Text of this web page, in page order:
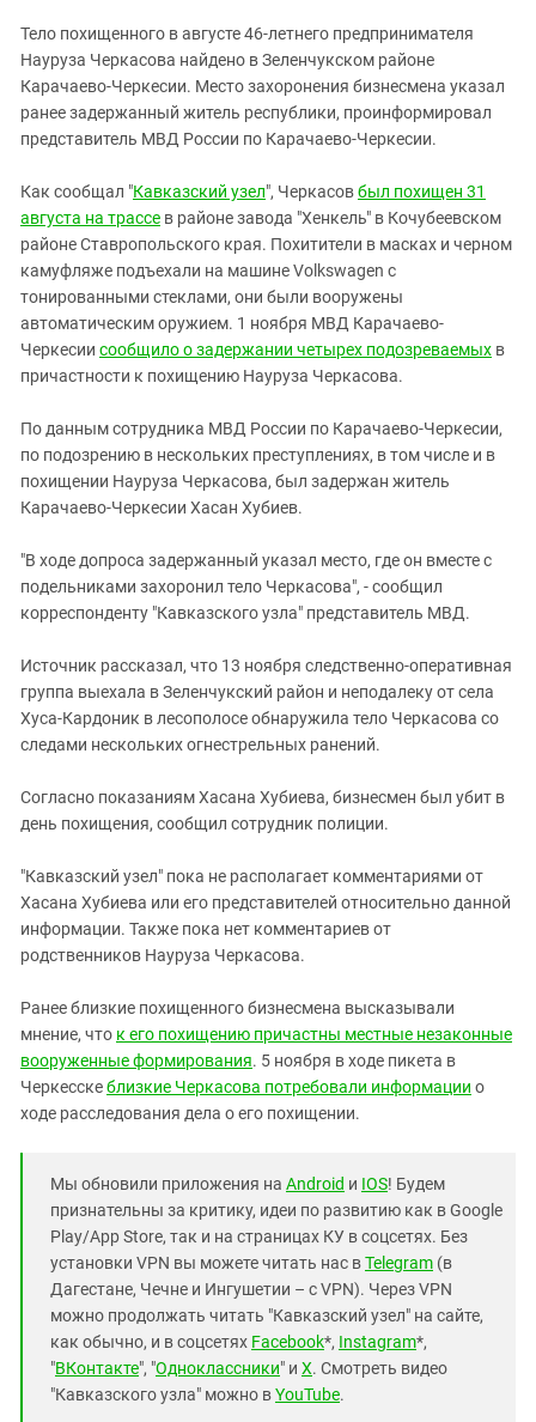
КАВКАЗ ЗА ПАЛЕСТИНУ
ИНАКОМЫСЛИЕ В ЧЕЧНЕ
ПРЕСЛЕДОВАНИЕ АКТИВИСТОВ
МОБИЛИЗАЦИЯ И ПРОТЕСТЫ
Ингушетия
Кабардино-Балкария
Калмыкия
Краснодарский край
Нагорный Карабах
Российская Федерация
Ростовская область
Северная Осетия - Алания
Ставропольский край
Чечня
Южная Осетия
Тело похищенного в августе 46-летнего предпринимателя
Науруза Черкасова найдено в Зеленчукском районе
Карачаево-Черкесии. Место захоронения бизнесмена указал
ранее задержанный житель республики, проинформировал
представитель МВД России по Карачаево-Черкесии.
Как сообщал "Кавказский узел", Черкасовбыл похищен 31
августа на трассе в районе завода "Хенкель" в Кочубеевском
районе Ставропольского края. Похитители в масках и черном
камуфляже подъехали на машине Volkswagen с
тонированными стеклами, они были вооружены
автоматическим оружием. 1 ноября МВД Карачаево-
Черкесии сообщило о задержании четырех подозреваемых в
причастности к похищению Науруза Черкасова.
По данным сотрудника МВД России по Карачаево-Черкесии,
по подозрению в нескольких преступлениях, в том числе и в
похищении Науруза Черкасова, был задержан житель
Карачаево-Черкесии Хасан Хубиев.
"В ходе допроса задержанный указал место, где он вместе с
подельниками захоронил тело Черкасова", - сообщил
корреспонденту "Кавказского узла" представитель МВД.
Источник рассказал, что 13 ноября следственно-оперативная
группа выехала в Зеленчукский район и неподалеку от села
Хуса-Кардоник в лесополосе обнаружила тело Черкасова со
следами нескольких огнестрельных ранений.
Согласно показаниям Хасана Хубиева, бизнесмен был убит в
день похищения, сообщил сотрудник полиции.
"Кавказский узел" пока не располагает комментариями от
Хасана Хубиева или его представителей относительно данной
информации. Также пока нет комментариев от
родственников Науруза Черкасова.
Ранее близкие похищенного бизнесмена высказывали
мнение, что к его похищению причастны местные незаконные
вооруженные формирования. 5 ноября в ходе пикета в
Черкесскеблизкие Черкасова потребовали информации о
ходе расследования дела о его похищении.
Мы обновили приложения на Android и IOS! Будем
признательны за критику, идеи по развитию как в Google
Play/App Store, так и на страницах КУ в соцсетях. Без
установки VPN вы можете читать нас вTelegram (в
Дагестане, Чечне и Ингушетии – с VPN). Через VPN
можно продолжать читать "Кавказский узел" на сайте,
как обычно, и в соцсетях Facebook*, Instagram*,
"ВКонтакте", "Одноклассники" и X. Смотреть видео
"Кавказского узла" можно вYouTube.